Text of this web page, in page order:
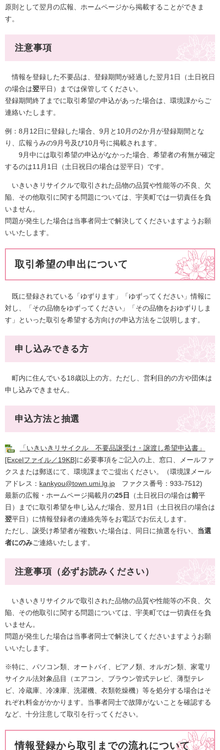
原則として翌月の広報、ホームページから掲載することができま
す。
注意事項
情報を登録した不要品は、登録期間が経過した翌月1日（土日祝日
の場合は翌平日）までは保管してください。
登録期間終了までに取引希望の申込があった場合は、環境課からご
連絡いたします。
例：8月12日に登録した場合、9月と10月の2か月が登録期間とな
り、広報うみの9月号及び10月号に掲載されます。
9月中には取引希望の申込がなかった場合、希望者の有無が確定
するのは11月1日（土日祝日の場合は翌平日）です。
いきいきリサイクルで取引された品物の品質や性能等の不良、欠
陥、その他取引に関する問題については、宇美町では一切責任を負
いません。
問題が発生した場合は当事者同士で解決してくださいますようお願
いいたします。
取引希望の申出について
既に登録されている「ゆずります」「ゆずってください」情報に
対し、「その品物をゆずってください」「その品物をおゆずりしま
す」といった取引を希望する方向けの申込方法をご説明します。
申し込みできる方
町内に住んでいる18歳以上の方。ただし、営利目的の方や団体は
申し込みできません。
申込方法と抽選
「いきいきリサイクル 不要品譲受け・譲渡し希望申込書」
[Excelファイル／19KB]に必要事項をご記入の上、窓口、メールファ
クスまたは郵送にて、環境課までご提出ください。（環境課メール
アドレス： kankyou@town.umi.lg.jp ファクス番号：933-7512)
最新の広報・ホームページ掲載月の25日 （土日祝日の場合は前平
日）までに取引希望を申し込んだ場合、翌月1日（土日祝日の場合は
翌平日）に情報登録者の連絡先等をお電話でお伝えします。
ただし、譲受け希望者が複数いた場合は、同日に抽選を行い、 当選
者にのみご連絡いたします。
注意事項（必ずお読みください）
いきいきリサイクルで取引された品物の品質や性能等の不良、欠
陥、その他取引に関する問題については、宇美町では一切責任を負
いません。
問題が発生した場合は当事者同士で解決してくださいますようお願
いいたします。
※特に、パソコン類、オートバイ、ピアノ類、オルガン類、家電リ
サイクル法対象品目（エアコン、ブラウン管式テレビ、薄型テレ
ビ、冷蔵庫、冷凍庫、洗濯機、衣類乾燥機）等を処分する場合はそ
れぞれ料金がかかります。当事者同士で故障がないことを確認する
など、十分注意して取引を行ってください。
情報登録から取引までの流れについて